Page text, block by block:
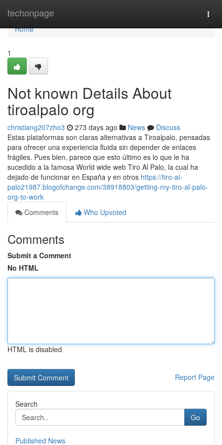
techonpage
Home
Home
1
Not known Details About
tiroalpalo org
christiang207zho3 273 days ago News
Discuss
Estas plataformas son claras alternativas a Tiroalpalo, pensadas
para ofrecer una experiencia fluida sin depender de enlaces
frágiles. Pues bien, parece que esto último es lo que le ha
sucedido a la famosa World wide web Tiro Al Palo, la cual ha
dejado de funcionar en España y en otros https://tiro-al-
palo21987.blogofchange.com/38918803/getting-my-tiro-al-palo-
org-to-work
Comments
Who Upvoted
Comments
Submit a Comment
No HTML
HTML is disabled
Report Page
Search
Go
Published News